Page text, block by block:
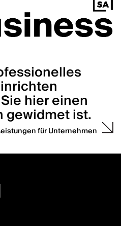
hier einen
gewidmet ist.
für Unternehmen